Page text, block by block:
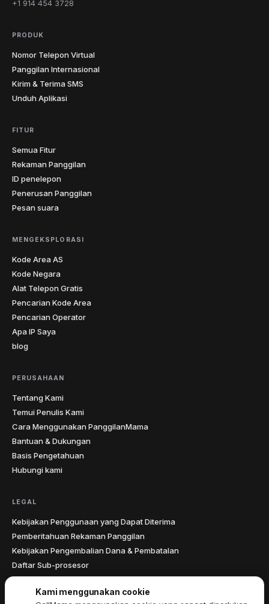
+1 914 454 3728
PRODUK
Nomor Telepon Virtual
Panggilan Internasional
Kirim & Terima SMS
Unduh Aplikasi
FITUR
Semua Fitur
Rekaman Panggilan
ID penelepon
Penerusan Panggilan
Pesan suara
MENGEKSPLORASI
Kode Area AS
Kode Negara
Alat Telepon Gratis
Pencarian Kode Area
Pencarian Operator
Apa IP Saya
blog
PERUSAHAAN
Tentang Kami
Temui Penulis Kami
Cara Menggunakan PanggilanMama
Bantuan & Dukungan
Basis Pengetahuan
Hubungi kami
LEGAL
Kebijakan Penggunaan yang Dapat Diterima
Pemberitahuan Rekaman Panggilan
Kebijakan Pengembalian Dana & Pembatalan
Daftar Sub-prosesor
Pernyataan Aksesibilitas
Perjanjian Pemrosesan Data
Kami menggunakan cookie